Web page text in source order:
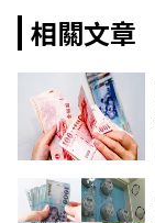
相關文章